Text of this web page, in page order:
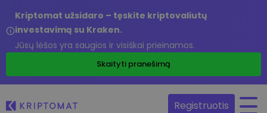
Kriptomat užsidaro – tęskite kriptovaliutų
investavimą su Kraken.
Jūsų lėšos yra saugios ir visiškai prieinamos.
Skaityti pranešimą
Registruotis